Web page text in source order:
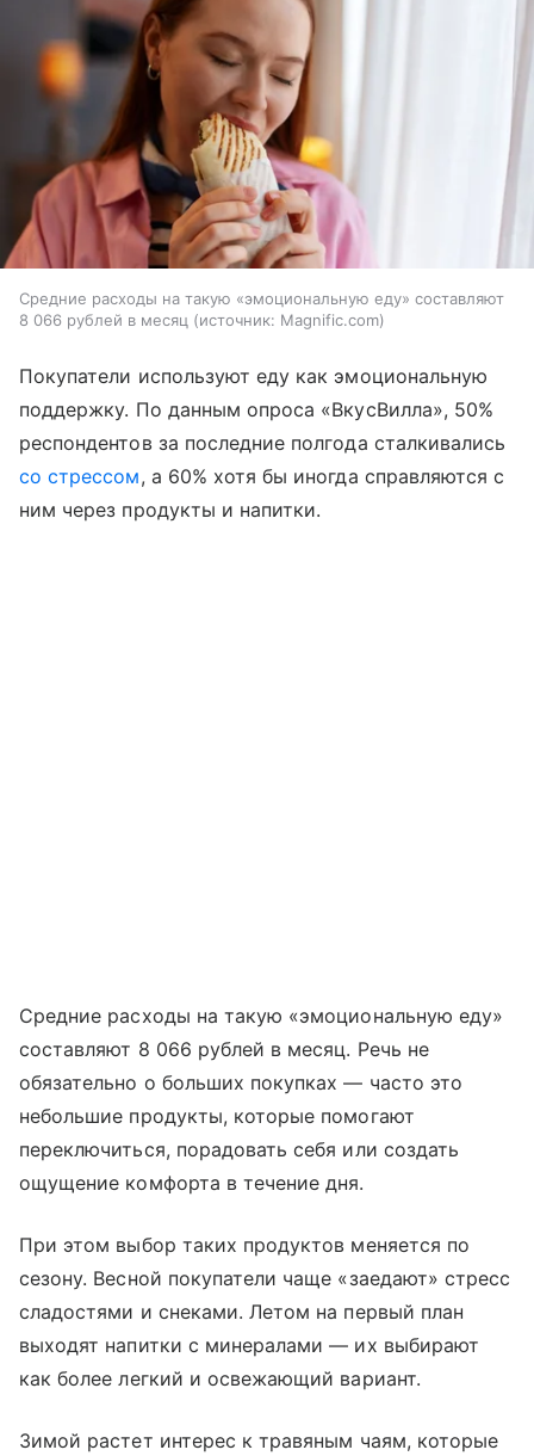
Средние расходы на такую «эмоциональную еду» составляют
8 066 рублей в месяц
источник: Magnific.com
Покупатели используют еду как эмоциональную
поддержку. По данным опроса «ВкусВилла», 50%
респондентов за последние полгода сталкивались
со стрессом, а 60% хотя бы иногда справляются с
ним через продукты и напитки.
Средние расходы на такую «эмоциональную еду»
составляют 8 066 рублей в месяц. Речь не
обязательно о больших покупках — часто это
небольшие продукты, которые помогают
переключиться, порадовать себя или создать
ощущение комфорта в течение дня.
При этом выбор таких продуктов меняется по
сезону. Весной покупатели чаще «заедают» стресс
сладостями и снеками. Летом на первый план
выходят напитки с минералами — их выбирают
как более легкий и освежающий вариант.
Зимой растет интерес к травяным чаям, которые